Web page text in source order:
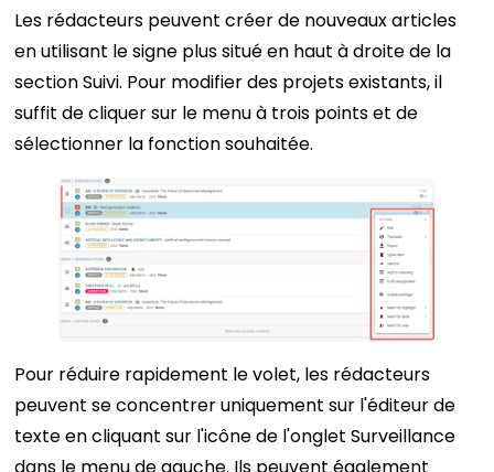
Les rédacteurs peuvent créer de nouveaux articles
en utilisant le signe plus situé en haut à droite de la
section Suivi. Pour modifier des projets existants, il
suffit de cliquer sur le menu à trois points et de
sélectionner la fonction souhaitée.
Pour réduire rapidement le volet, les rédacteurs
peuvent se concentrer uniquement sur l'éditeur de
texte en cliquant sur l'icône de l'onglet Surveillance
dans le menu de gauche. Ils peuvent également